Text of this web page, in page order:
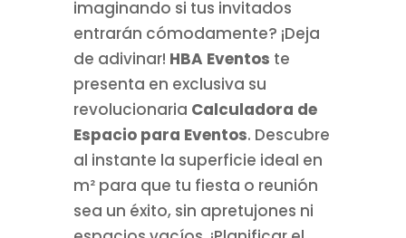
imaginando si tus invitados
entrarán cómodamente? ¡Deja
de adivinar! HBA Eventos te
presenta en exclusiva su
revolucionaria Calculadora de
Espacio para Eventos. Descubre
al instante la superficie ideal en
m² para que tu fiesta o reunión
sea un éxito, sin apretujones ni